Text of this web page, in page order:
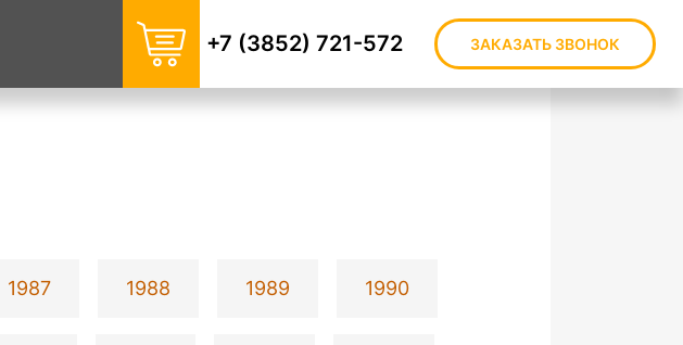
+7 (3852) 721-572 ЗАКАЗАТЬ ЗВОНОК
1987 1988 1989 1990